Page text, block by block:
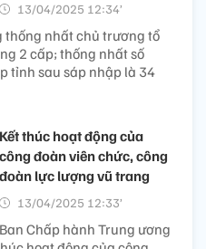
13/04/2025 12:34’
thống nhất chủ trương tổ
2 cấp; thống nhất số
tỉnh sau sáp nhập là 34
Kết thúc hoạt động của
công đoàn viên chức, công
đoàn lực lượng vũ trang
13/04/2025 12:33’
Ban Chấp hành Trung ương